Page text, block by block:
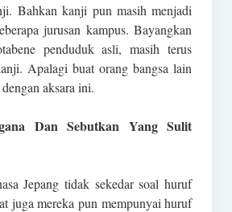
Bahkan kanji pun masih menjadi
jurusan kampus. Bayangkan
penduduk asli, masih terus
Apalagi buat orang bangsa lain
aksara ini.
Dan Sebutkan Yang Sulit
Jepang tidak sekedar soal huruf
juga mereka pun mempunyai huruf